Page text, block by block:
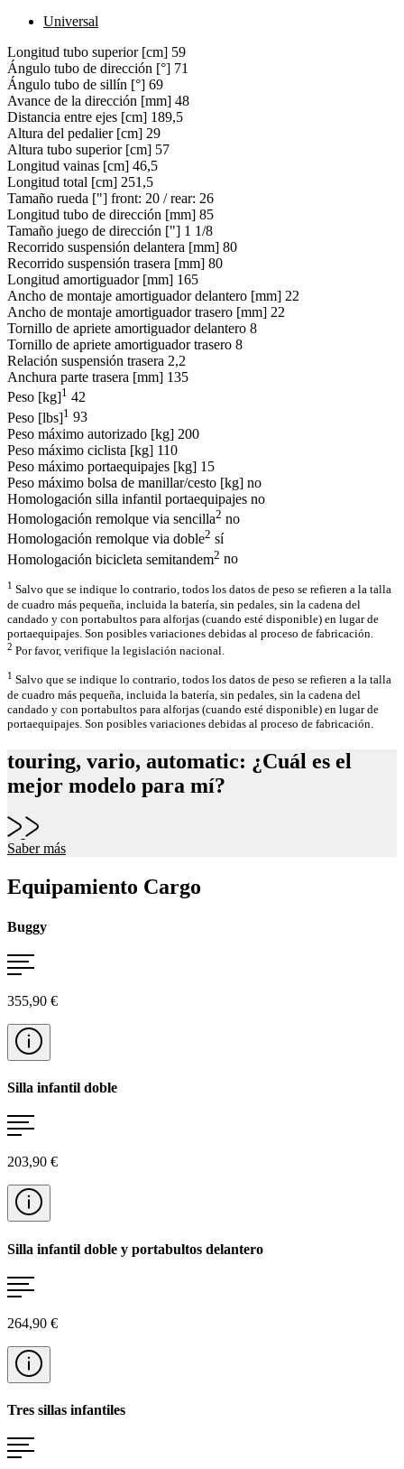
Universal
Longitud tubo superior [cm] 59
Ángulo tubo de dirección [°] 71
Ángulo tubo de sillín [°] 69
Avance de la dirección [mm] 48
Distancia entre ejes [cm] 189,5
Altura del pedalier [cm] 29
Altura tubo superior [cm] 57
Longitud vainas [cm] 46,5
Longitud total [cm] 251,5
Tamaño rueda ["] front: 20 / rear: 26
Longitud tubo de dirección [mm] 85
Tamaño juego de dirección ["] 1 1/8
Recorrido suspensión delantera [mm] 80
Recorrido suspensión trasera [mm] 80
Longitud amortiguador [mm] 165
Ancho de montaje amortiguador delantero [mm] 22
Ancho de montaje amortiguador trasero [mm] 22
Tornillo de apriete amortiguador delantero 8
Tornillo de apriete amortiguador trasero 8
Relación suspensión trasera 2,2
Anchura parte trasera [mm] 135
Peso [kg] 1 42
Peso [lbs]1 93
Peso máximo autorizado [kg] 200
Peso máximo ciclista [kg] 110
Peso máximo portaequipajes [kg] 15
Peso máximo bolsa de manillar/cesto [kg] no
Homologación silla infantil portaequipajes no
Homologación remolque via sencilla2 no
Homologación remolque via doble2 sí
Homologación bicicleta semitandem2 no
1 Salvo que se indique lo contrario, todos los datos de peso se refieren a la talla
de cuadro más pequeña, incluida la batería, sin pedales, sin la cadena del
candado y con portabultos para alforjas (cuando esté disponible) en lugar de
portaequipajes. Son posibles variaciones debidas al proceso de fabricación.
2 Por favor, verifique la legislación nacional.
1 Salvo que se indique lo contrario, todos los datos de peso se refieren a la talla
de cuadro más pequeña, incluida la batería, sin pedales, sin la cadena del
candado y con portabultos para alforjas (cuando esté disponible) en lugar de
portaequipajes. Son posibles variaciones debidas al proceso de fabricación.
touring, vario, automatic: ¿Cuál es el
mejor modelo para mí?
Saber más
Equipamiento Cargo
Buggy
355,90 €
Silla infantil doble
203,90 €
Silla infantil doble y portabultos delantero
264,90 €
Tres sillas infantiles